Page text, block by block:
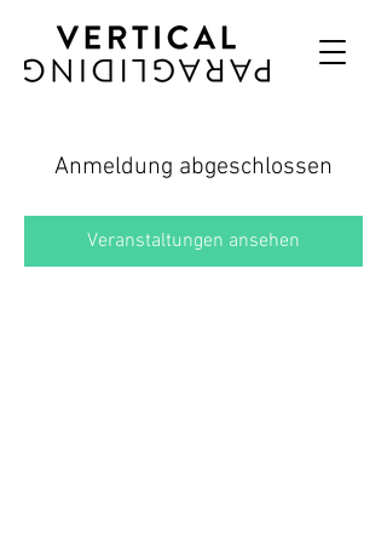
Anmeldung abgeschlossen
Veranstaltungen ansehen